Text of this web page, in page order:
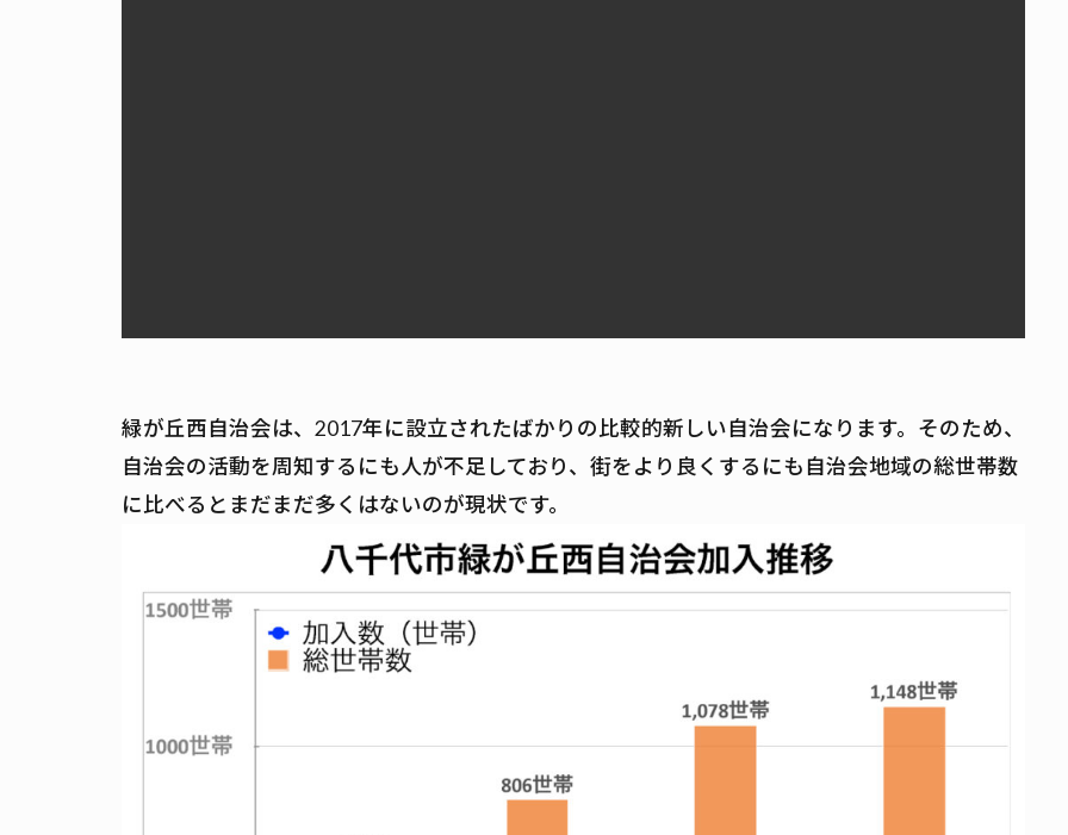
緑が丘西自治会は、2017年に設立されたばかりの比較的新しい自治会になります。そのため、
自治会の活動を周知するにも人が不足しており、街をより良くするにも自治会地域の総世帯数
に比べるとまだまだ多くはないのが現状です。